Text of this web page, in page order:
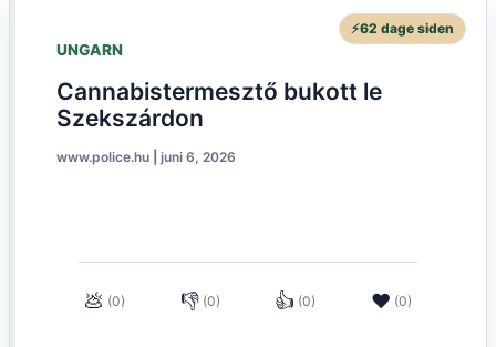
UNGARN
Cannabistermesztő bukott le
Szekszárdon
www.police.hu juni 6, 2026
💩 (0) 👎 (0) 👍 (0) ❤ (0)
⚡62 dage siden